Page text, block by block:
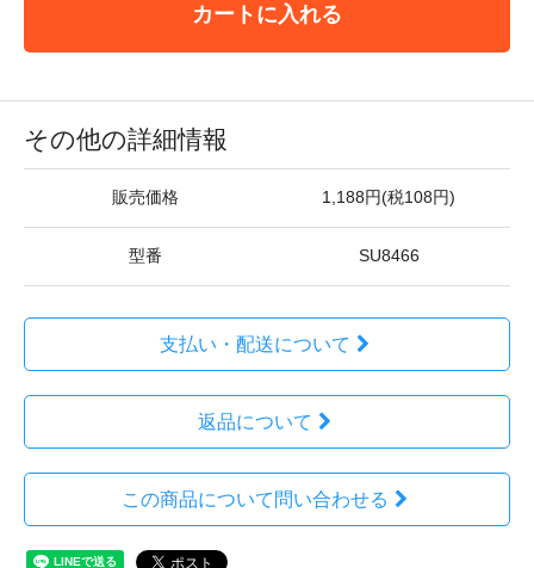
カートに入れる
その他の詳細情報
販売価格 1,188円(税108円)
型番 SU8466
支払い・配送について
返品について
この商品について問い合わせる